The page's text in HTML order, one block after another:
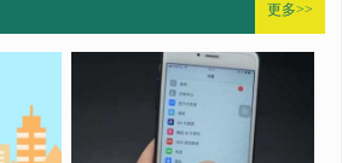
更多>>